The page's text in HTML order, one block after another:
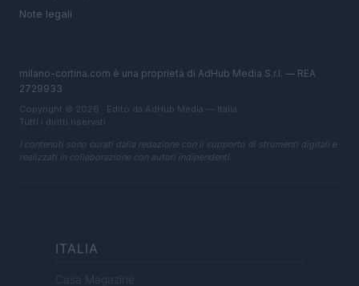
Note legali
milano-cortina.com è una proprietà di AdHub Media S.r.l. — REA
2729933
Copyright © 2026 · Edito da AdHub Media — Italia
Tutti i diritti riservati
I contenuti sono curati dalla redazione con il supporto di strumenti digitali e
realizzati in collaborazione con autori indipendenti.
ITALIA
Casa Magazine